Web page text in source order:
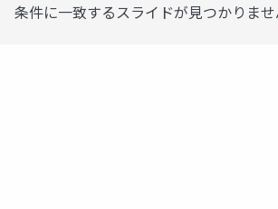
条件に一致するスライドが見つかりませ